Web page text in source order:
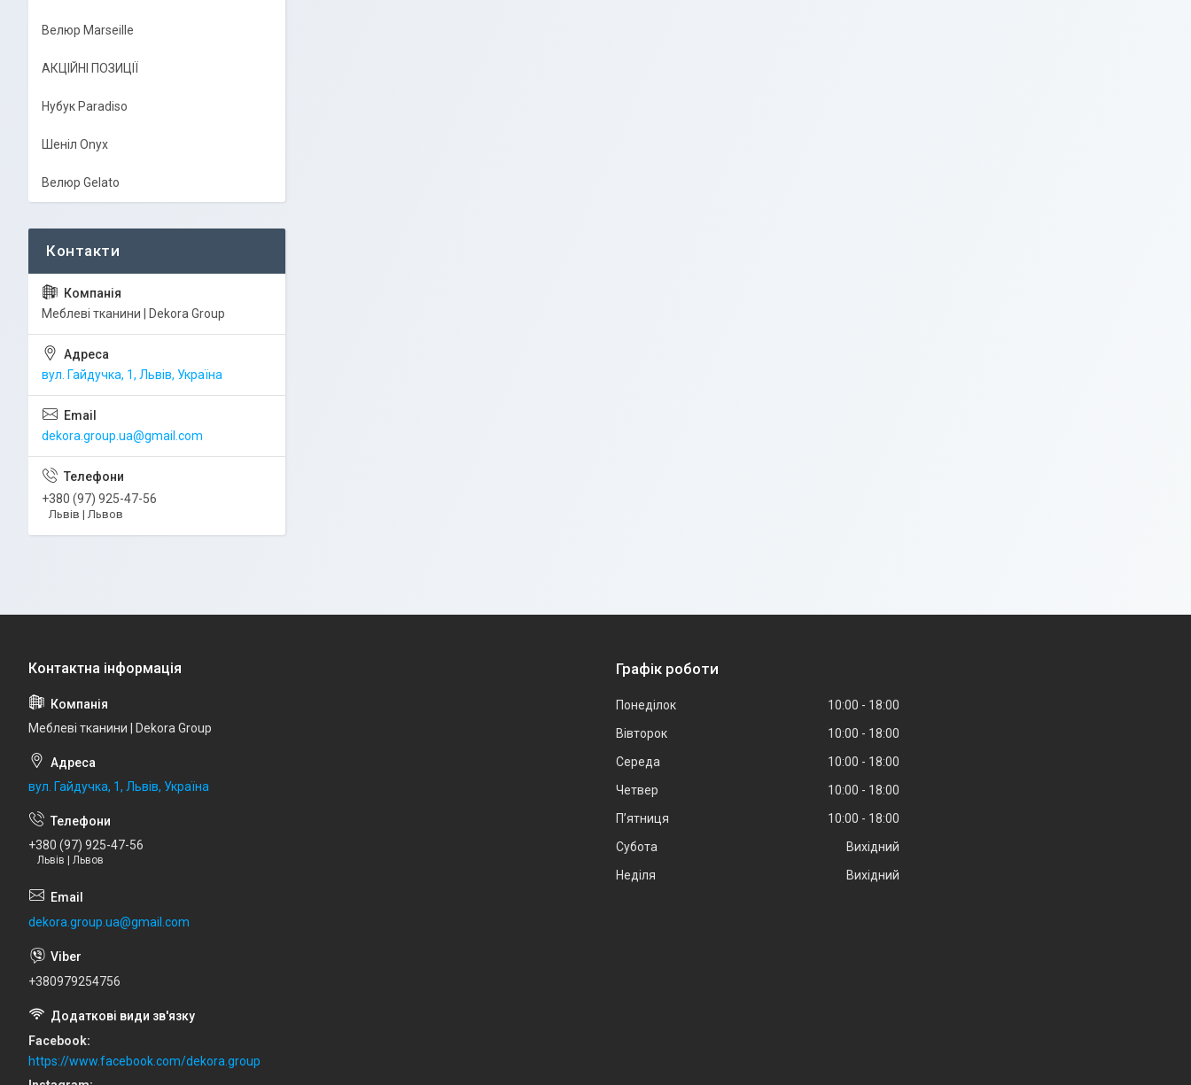
Велюр Marseille
АКЦІЙНІ ПОЗИЦІЇ
Нубук Paradiso
Шеніл Onyx
Велюр Gelato
Меблеві тканини | Dekora Group
вул. Гайдучка, 1, Львів, Україна
dekora.group.ua@gmail.com
+380 (97) 925-47-56
Львів | Львов
Меблеві тканини | Dekora Group
вул. Гайдучка, 1, Львів, Україна
+380 (97) 925-47-56
Львів | Львов
dekora.group.ua@gmail.com
+380979254756
Facebook
https://www.facebook.com/dekora.group
Графік роботи
Понеділок 10:00
18:00
Вівторок
10:00
18:00
Середа
10:00
18:00
Четвер
10:00
18:00
Пʼятниця
10:00
18:00
Субота
Вихідний
Неділя
Вихідний